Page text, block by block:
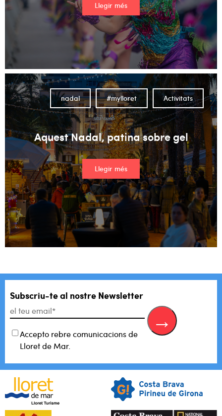
Llegir més
Aquest Nadal, patina sobre gel
Llegir més
Activitats
#mylloret
nadal
Subscriu-te al nostre Newsletter
Accepto rebre comunicacions de
Lloret de Mar.